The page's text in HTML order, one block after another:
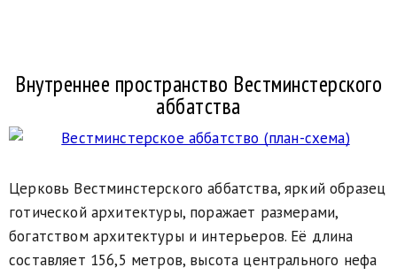
Внутреннее пространство Вестминстерского
аббатства
Церковь Вестминстерского аббатства, яркий образец
готической архитектуры, поражает размерами,
богатством архитектуры и интерьеров. Её длина
составляет 156,5 метров, высота центрального нефа